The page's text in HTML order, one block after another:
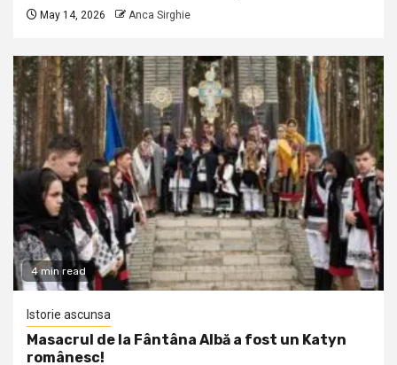
May 14, 2026 Anca Sirghie
4 min read
Istorie ascunsa
Masacrul de la Fântâna Albă a fost un Katyn
românesc!